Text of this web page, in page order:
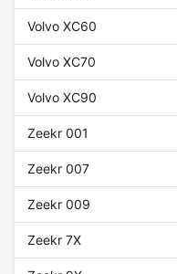
Volvo XC60
Volvo XC70
Volvo XC90
Zeekr 001
Zeekr 007
Zeekr 009
Zeekr 7X